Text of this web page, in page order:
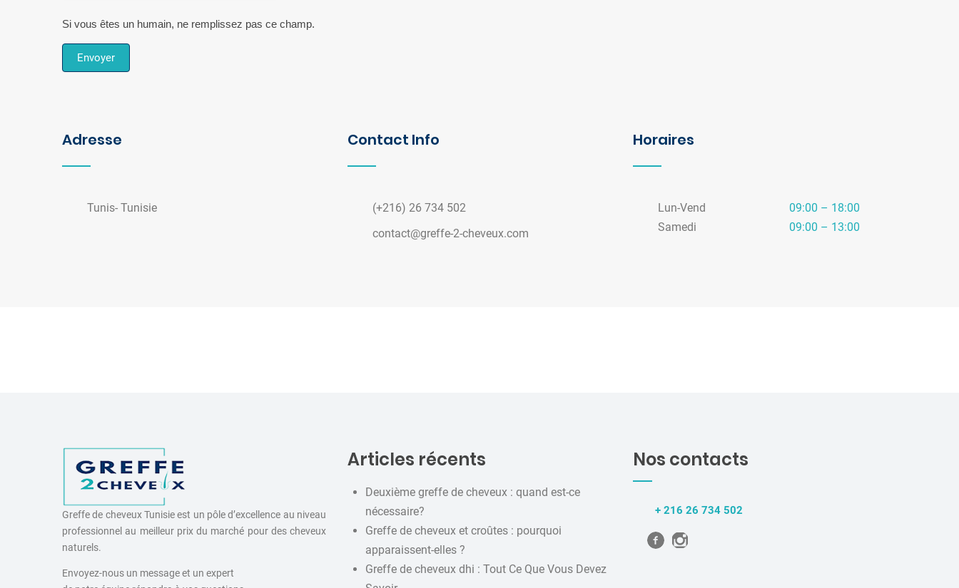
Si vous êtes un humain, ne remplissez pas ce champ.
Envoyer
Adresse
Tunis- Tunisie
Contact Info
(+216) 26 734 502
contact@greffe-2-cheveux.com
Horaires
Lun-Vend
09:00 – 18:00
Samedi
09:00 – 13:00
Greffe de cheveux Tunisie est un pôle d’excellence au niveau
professionnel au meilleur prix du marché pour des cheveux
naturels.
Envoyez-nous un message et un expert
Articles récents
Deuxième greffe de cheveux : quand est-ce
nécessaire?
Greffe de cheveux et croûtes : pourquoi
apparaissent-elles ?
Greffe de cheveux dhi : Tout Ce Que Vous Devez
Nos contacts
+ 216 26 734 502